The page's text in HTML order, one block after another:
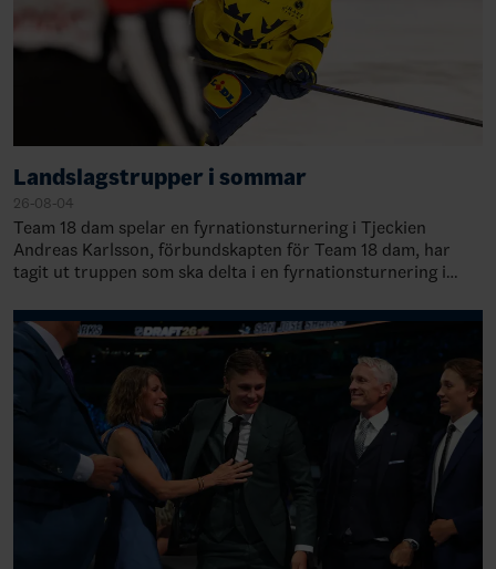
Landslagstrupper i sommar
26-08-04
Team 18 dam spelar en fyrnationsturnering i Tjeckien
Andreas Karlsson, förbundskapten för Team 18 dam, har
tagit ut truppen som ska delta i en fyrnationsturnering i